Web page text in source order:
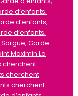
d’enfants,
d’enfants,
d’enfants,
, Garde
Maximin La
cherchent
cherchent
cherchent